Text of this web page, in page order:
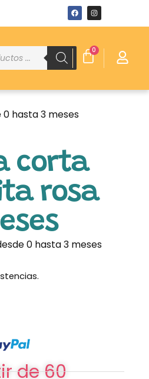
0
hasta 3 meses
corta
rosa
0 hasta 3 meses
de 60